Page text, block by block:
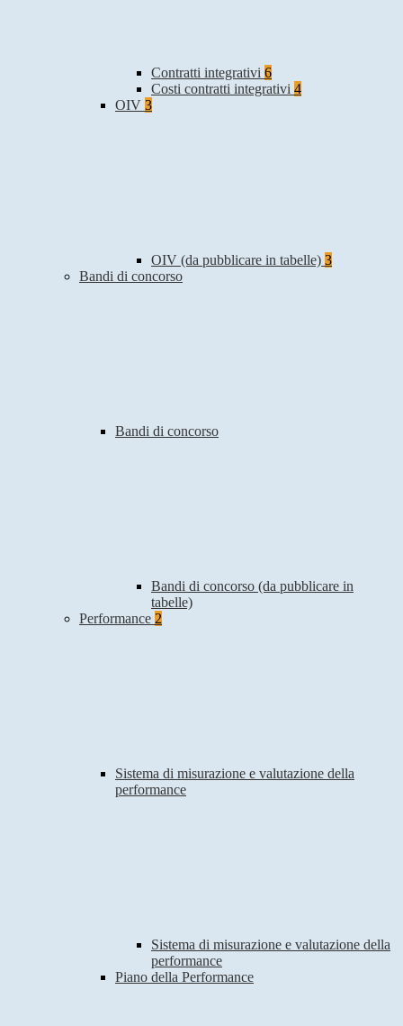
Contratti integrativi 6
Costi contratti integrativi 4
OIV 3
OIV (da pubblicare in tabelle) 3
Bandi di concorso
Bandi di concorso
Bandi di concorso (da pubblicare in
tabelle)
Performance 2
Sistema di misurazione e valutazione della
performance
Sistema di misurazione e valutazione della
performance
Piano della Performance